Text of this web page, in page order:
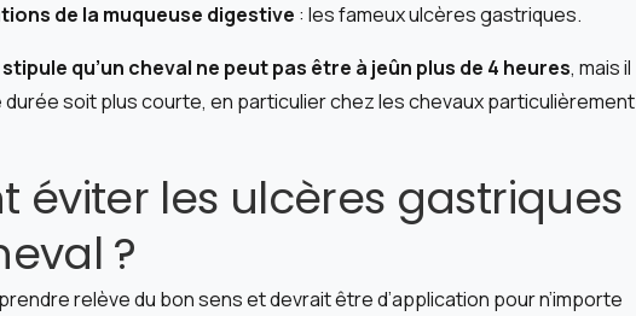
de la muqueuse digestive : les fameux ulcères gastriques.
qu’un cheval ne peut pas être à jeûn plus de 4 heures, mais il
soit plus courte, en particulier chez les chevaux particulièrement
éviter les ulcères gastriques
?
relève du bon sens et devrait être d’application pour n’importe